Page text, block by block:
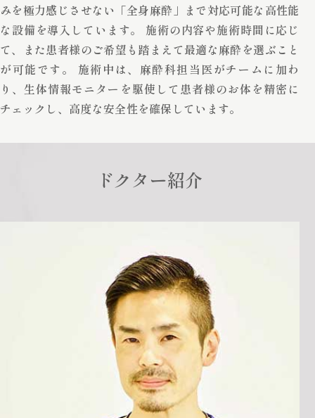
みを極力感じさせない「全身麻酔」まで対応可能な高性能
な設備を導入しています。 施術の内容や施術時間に応じ
て、また患者様のご希望も踏まえて最適な麻酔を選ぶこと
が可能です。 施術中は、麻酔科担当医がチームに加わ
り、生体情報モニターを駆使して患者様のお体を精密に
チェックし、高度な安全性を確保しています。
ドクター紹介